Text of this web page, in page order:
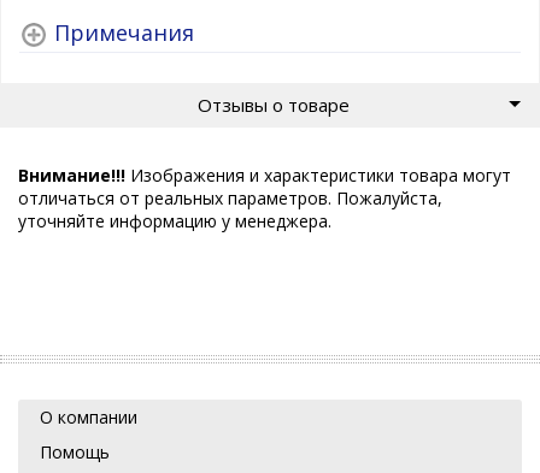
Примечания
Отзывы о товаре
Внимание!!! Изображения и характеристики товара могут
отличаться от реальных параметров. Пожалуйста,
уточняйте информацию у менеджера.
О компании
Помощь